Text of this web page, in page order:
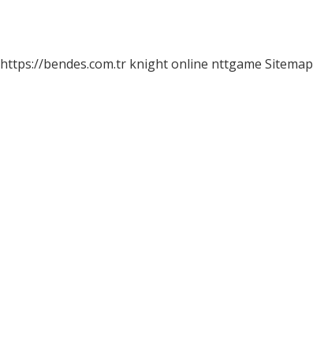
https://bendes.com.tr knight online nttgame Sitemap